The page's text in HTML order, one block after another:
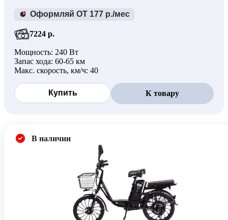
Оформляй ОТ 177 р./мес
7224 р.
Мощность: 240 Вт
Запас хода: 60-65 км
Макс. скорость, км/ч: 40
Купить К товару
В наличии